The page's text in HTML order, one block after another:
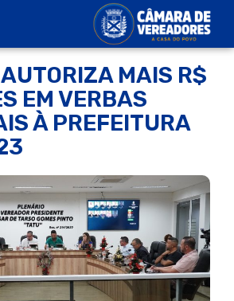
MAIS R$
EM VERBAS
À PREFEITURA